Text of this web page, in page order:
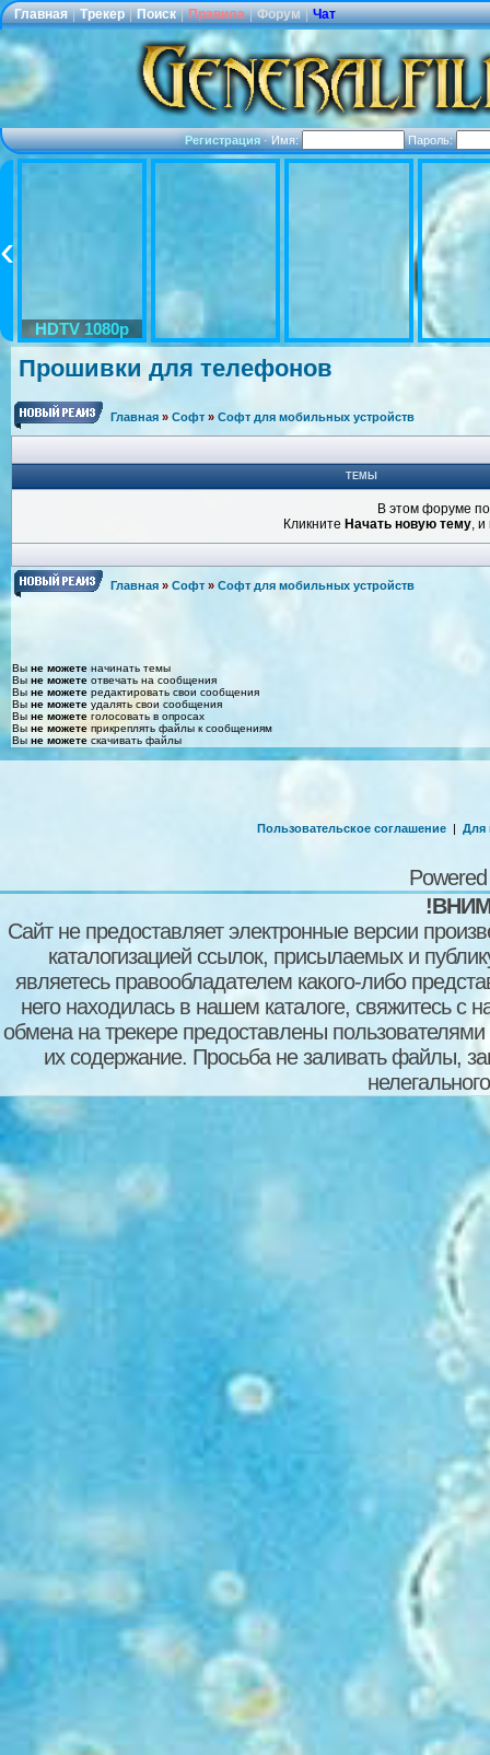
Главная | Трекер | Поиск | Правила | Форум | Чат
Регистрация·Имя: Пароль:
HDTV 1080p
Прошивки для телефонов
Главная » Софт » Софт для мобильных устройств
ТЕМЫ
В этом форуме
Кликните Начать новую тему ,
Главная » Софт » Софт для мобильных устройств
Вы не можете начинать темы
Вы не можете отвечать на сообщения
Вы не можете редактировать свои сообщения
Вы не можете удалять свои сообщения
Вы не можете голосовать в опросах
Вы не можете прикреплять файлы к сообщениям
Вы не можете скачивать файлы
Пользовательское соглашение | Для
Сайт не предоставляет электронные версии
каталогизацией ссылок, присылаемых и
являетесь правообладателем какого-либо
него находилась в нашем каталоге, свяжитесь
обмена на трекере предоставлены пользователями
их содержание. Просьба не заливать файлы,